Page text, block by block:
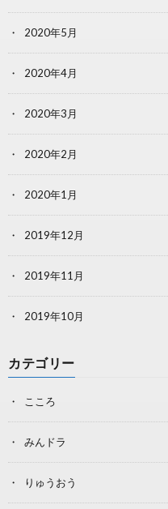
2020年5月
2020年4月
2020年3月
2020年2月
2020年1月
2019年12月
2019年11月
2019年10月
カテゴリー
こころ
みんドラ
りゅうおう